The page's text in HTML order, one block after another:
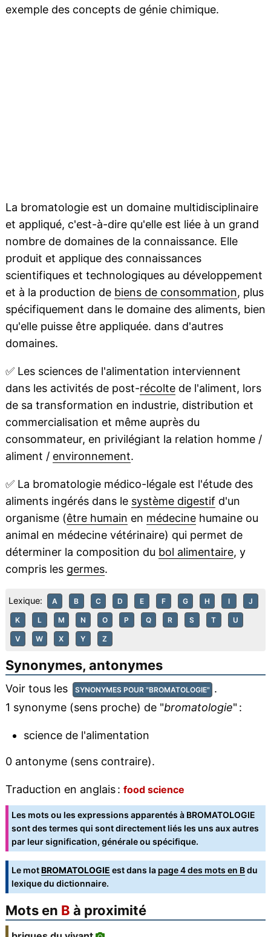
exemple des concepts de génie chimique.
La bromatologie est un domaine multidisciplinaire
et appliqué, c'est-à-dire qu'elle est liée à un grand
nombre de domaines de la connaissance. Elle
produit et applique des connaissances
scientifiques et technologiques au développement
et à la production de biens de consommation, plus
spécifiquement dans le domaine des aliments, bien
qu'elle puisse être appliquée. dans d'autres
domaines.
✅Les sciences de l'alimentation interviennent
dans les activités de post-récoltede l'aliment, lors
de sa transformation en industrie, distribution et
commercialisation et même auprès du
consommateur, en privilégiant la relation homme /
aliment / environnement.
✅La bromatologie médico-légale est l'étude des
aliments ingérés dans le système digestif d'un
organisme (être humain en médecinehumaine ou
animal en médecine vétérinaire) qui permet de
déterminer la composition du bol alimentaire, y
compris les germes.
Lexique: A B C D E F G H I J
K L M N O P Q R S T U
V W X Y Z
Synonymes, antonymes
Voir tous les SYNONYMES POUR "BROMATOLOGIE" .
1 synonyme (sens proche) de "bromatologie" :
science de l'alimentation
0 antonyme (sens contraire).
Traduction en anglais : food science
Les mots ou les expressions apparentés à BROMATOLOGIE
sont des termes qui sont directement liés les uns aux autres
par leur signification, générale ou spécifique.
Le motBROMATOLOGIE est dans la page 4 des mots en Bdu
lexique du dictionnaire.
Mots en B à proximité